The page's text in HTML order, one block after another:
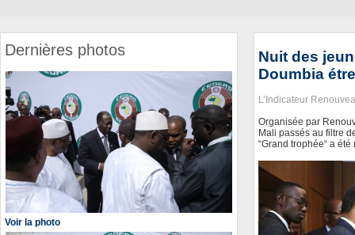
Dernières photos
Voir la photo
Nuit des
Doumbia
L’Indicateur
Organisée par
Mali passés au filtre
“Grand trophée“ a